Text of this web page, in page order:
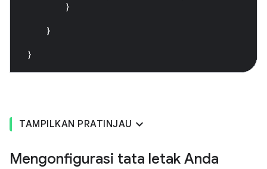
}
}
}
TAMPILKAN PRATINJAU
Mengonfigurasi tata letak Anda